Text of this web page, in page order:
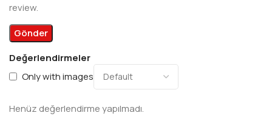
Değerlendirmeler
Only with images
Henüz değerlendirme yapılmadı.
review.